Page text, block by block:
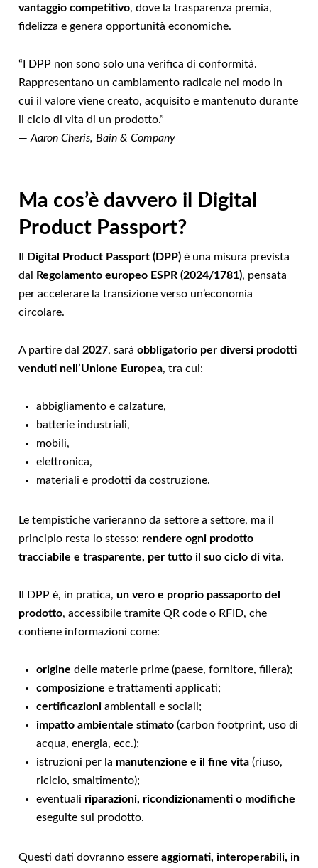
vantaggio competitivo, dove la trasparenza premia,
fidelizza e genera opportunità economiche.
“I DPP non sono solo una verifica di conformità.
Rappresentano un cambiamento radicale nel modo in
cui il valore viene creato, acquisito e mantenuto durante
il ciclo di vita di un prodotto.”
— Aaron Cheris, Bain & Company
Ma cos’è davvero il Digital
Product Passport?
Digital Product Passport (DPP) è una misura prevista
dal
Regolamento europeo ESPR (2024/1781), pensata
per accelerare la transizione verso un’economia
circolare.
A partire dal 2027, sarà obbligatorio per diversi prodotti
venduti nell’Unione Europea, tra cui:
abbigliamento e calzature,
batterie industriali,
mobili,
elettronica,
materiali e prodotti da costruzione.
Le tempistiche varieranno da settore a settore, ma il
principio resta lo stesso: rendere ogni prodotto
tracciabile e trasparente, per tutto il suo ciclo di vita.
Il DPP è, in pratica, un vero e proprio passaporto del
prodotto, accessibile tramite QR code o RFID, che
contiene informazioni come:
origine delle materie prime (paese, fornitore, filiera);
composizione e trattamenti applicati;
certificazioni ambientali e sociali;
impatto ambientale stimato (carbon footprint, uso di
acqua, energia, ecc.);
istruzioni per la manutenzione e il fine vita (riuso,
riciclo, smaltimento);
eventuali riparazioni, ricondizionamenti o modifiche
eseguite sul prodotto.
Questi dati dovranno essere aggiornati, interoperabili, in